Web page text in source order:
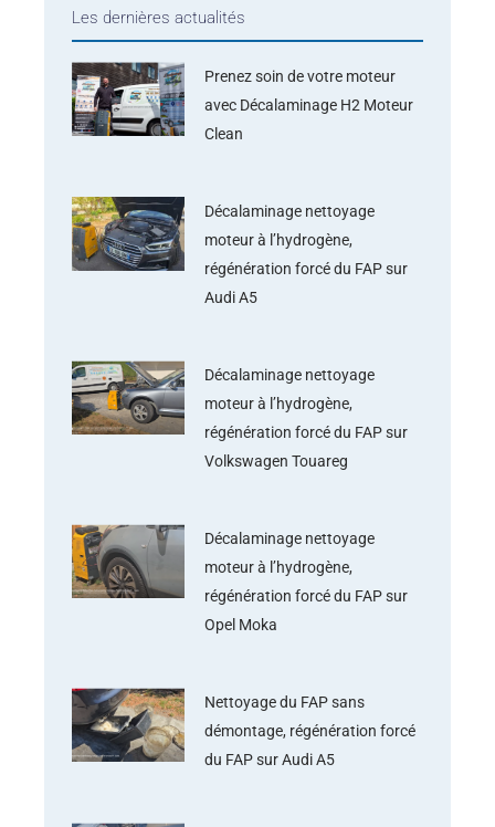
Les dernières actualités
Prenez soin de votre moteur
avec Décalaminage H2 Moteur
Clean
Décalaminage nettoyage
moteur à l’hydrogène,
régénération forcé du FAP sur
Audi A5
Décalaminage nettoyage
moteur à l’hydrogène,
régénération forcé du FAP sur
Volkswagen Touareg
Décalaminage nettoyage
moteur à l’hydrogène,
régénération forcé du FAP sur
Opel Moka
Nettoyage du FAP sans
démontage, régénération forcé
du FAP sur Audi A5